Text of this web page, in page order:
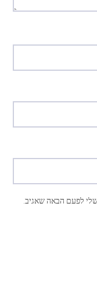
לפעם הבאה שאגיב.